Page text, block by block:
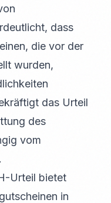
dass
die vor der
wurden,
das Urteil
des
vom
Urteil bietet
in